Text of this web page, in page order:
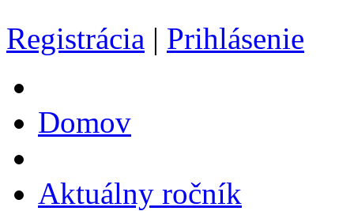
Registrácia | Prihlásenie
Domov
Aktuálny ročník